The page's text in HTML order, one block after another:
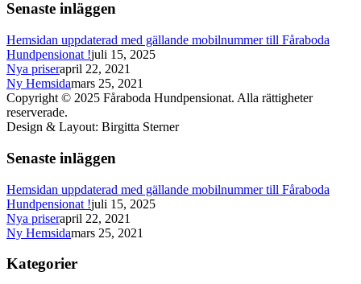
Senaste inläggen
Hemsidan uppdaterad med gällande mobilnummer till Fåraboda
Hundpensionat !juli 15, 2025
Nya priserapril 22, 2021
Ny Hemsidamars 25, 2021
Copyright © 2025 Fåraboda Hundpensionat. Alla rättigheter
reserverade.
Design & Layout: Birgitta Sterner
Senaste inläggen
Hemsidan uppdaterad med gällande mobilnummer till Fåraboda
Hundpensionat !juli 15, 2025
Nya priserapril 22, 2021
Ny Hemsidamars 25, 2021
Kategorier